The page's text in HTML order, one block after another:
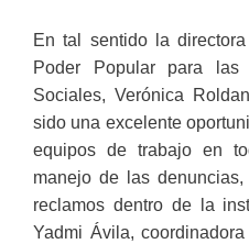
En tal sentido la
Poder Popular para las
Sociales, Verónica
sido una excelente
equipos de trabajo en
manejo de las
reclamos dentro de la
Yadmi Ávila,